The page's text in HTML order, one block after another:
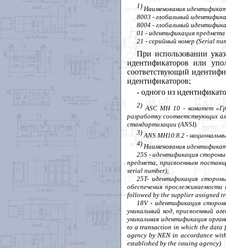
1)Наименования
8003 - глобальный
8004 - глобальный
01 -идентификация предмета
21 - серийный номер (Serial
При использовании
идентификаторов или
соответствующий
идентификаторов;
- одного из
2) ASC MH 10 - комитет
разработку соответствующих
стандартизации (ANSI).
3) ANS MH10.8.2 -
4)Наименования
25S - идентификация
предмета, присвоенным
serial number);
25T- идентификация
обеспечения
followed by the supplier assigned
18V - идентификация
уникальный код, присвоенный
уникальная идентификация
to a transaction in which the data
agency by NEN in accordance
established by the issuing agency).